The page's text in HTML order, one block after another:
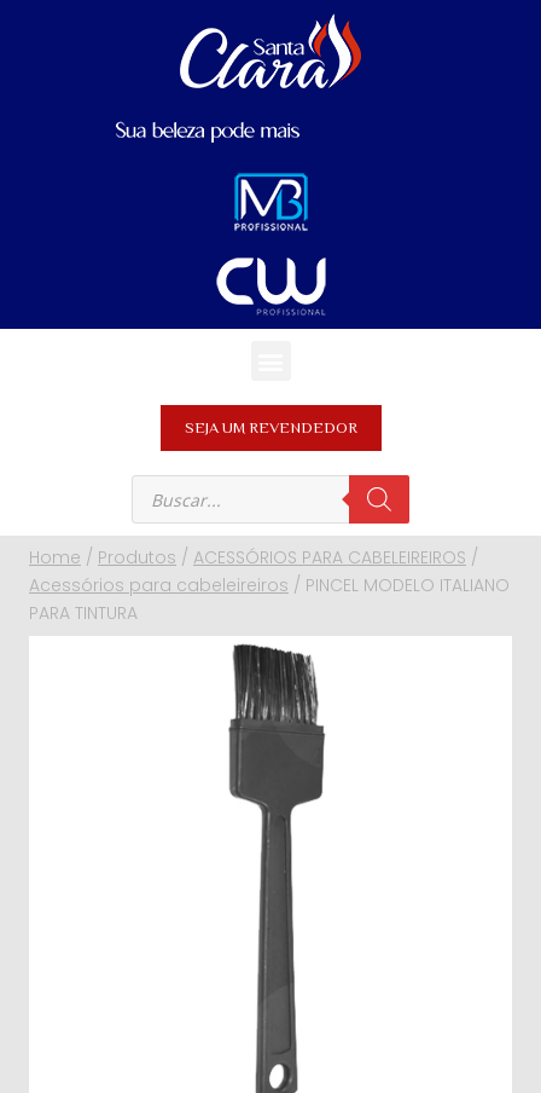
SEJA UM REVENDEDOR
Home / Produtos / ACESSÓRIOS PARA CABELEIREIROS /
Acessórios para cabeleireiros / PINCEL MODELO ITALIANO
PARA TINTURA